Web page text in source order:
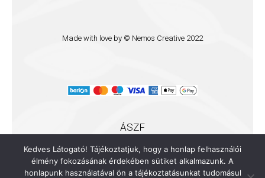
Made with love by © Nemos Creative 2022
ÁSZF
ADATVÉDELMI TÁJÉKOZTATÓ
Kedves Látogató! Tájékoztatjuk, hogy a honlap felhasználói
élmény fokozásának érdekében sütiket alkalmazunk. A
honlapunk használatával ön a tájékoztatásunkat tudomásul